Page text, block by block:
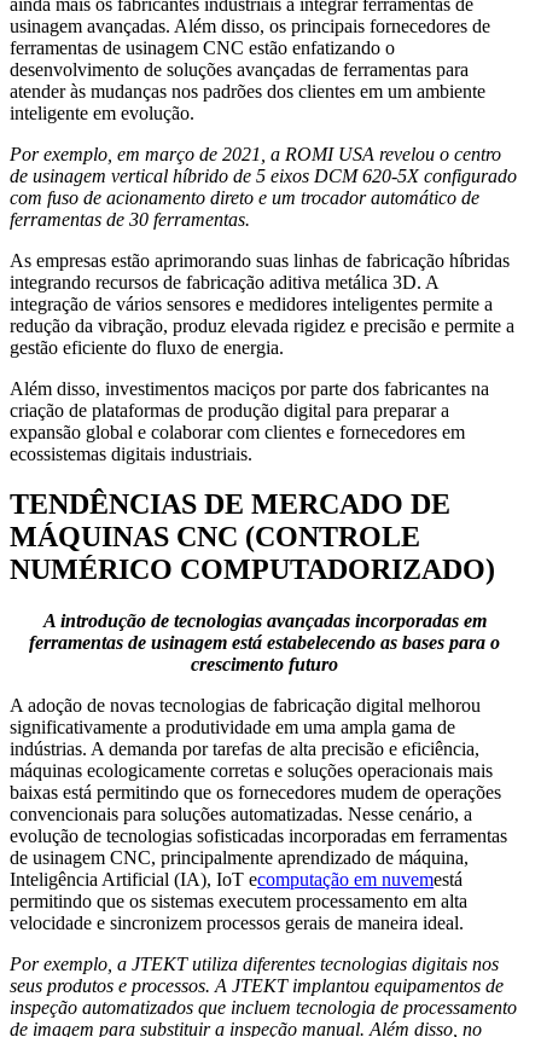
usinagem avançadas. Além disso, os principais fornecedores de
ferramentas de usinagem CNC estão enfatizando o
desenvolvimento de soluções avançadas de ferramentas para
atender às mudanças nos padrões dos clientes em um ambiente
inteligente em evolução.
Por exemplo, em março de 2021, a ROMI USA revelou o centro
de usinagem vertical híbrido de 5 eixos DCM 620-5X configurado
com fuso de acionamento direto e um trocador automático de
ferramentas de 30 ferramentas.
As empresas estão aprimorando suas linhas de fabricação híbridas
integrando recursos de fabricação aditiva metálica 3D. A
integração de vários sensores e medidores inteligentes permite a
redução da vibração, produz elevada rigidez e precisão e permite a
gestão eficiente do fluxo de energia.
Além disso, investimentos maciços por parte dos fabricantes na
criação de plataformas de produção digital para preparar a
expansão global e colaborar com clientes e fornecedores em
ecossistemas digitais industriais.
TENDÊNCIAS DE MERCADO DE
MÁQUINAS CNC (CONTROLE
NUMÉRICO COMPUTADORIZADO)
A introdução de tecnologias avançadas incorporadas em
ferramentas de usinagem está estabelecendo as bases para o
crescimento futuro
A adoção de novas tecnologias de fabricação digital melhorou
significativamente a produtividade em uma ampla gama de
indústrias. A demanda por tarefas de alta precisão e eficiência,
máquinas ecologicamente corretas e soluções operacionais mais
baixas está permitindo que os fornecedores mudem de operações
convencionais para soluções automatizadas. Nesse cenário, a
evolução de tecnologias sofisticadas incorporadas em ferramentas
de usinagem CNC, principalmente aprendizado de máquina,
Inteligência Artificial (IA), IoT ecomputação em nuvemestá
permitindo que os sistemas executem processamento em alta
velocidade e sincronizem processos gerais de maneira ideal.
Por exemplo, a JTEKT utiliza diferentes tecnologias digitais nos
seus produtos e processos. A JTEKT implantou equipamentos de
inspeção automatizados que incluem tecnologia de processamento
de imagem para substituir a inspeção manual. Além disso, no